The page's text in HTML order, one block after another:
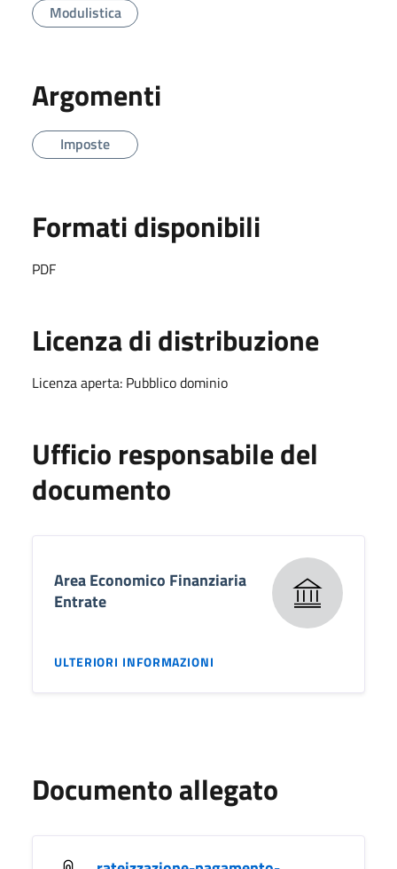
Modulistica
Argomenti
Imposte
Formati disponibili
PDF
Licenza di distribuzione
Licenza aperta: Pubblico dominio
Ufficio responsabile del
documento
Area Economico Finanziaria
Entrate
ULTERIORI INFORMAZIONI
Documento allegato